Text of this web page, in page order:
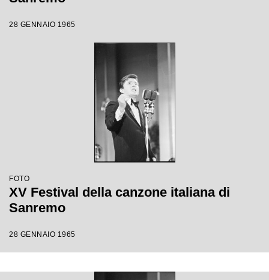
28 GENNAIO 1965
FOTO
XV Festival della canzone italiana di
Sanremo
28 GENNAIO 1965